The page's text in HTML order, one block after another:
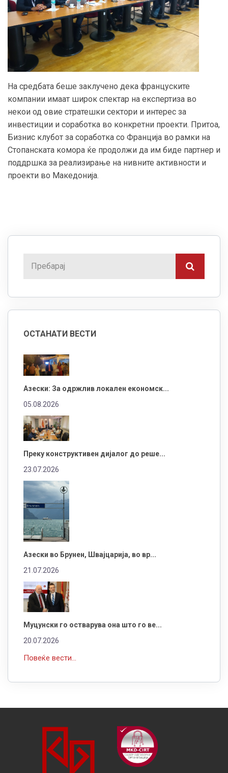
На средбата беше заклучено дека француските
компании имаат широк спектар на експертиза во
некои од овие стратешки сектори и интерес за
инвестиции и соработка во конкретни проекти. Притоа,
Бизнис клубот за соработка со Франција во рамки на
Стопанската комора ќе продолжи да им биде партнер и
поддршка за реализирање на нивните активности и
проекти во Македонија.
ОСТАНАТИ ВЕСТИ
Азески: За одржлив локален економск...
05.08.2026
Преку конструктивен дијалог до реше...
23.07.2026
Азески во Брунен, Швајцарија, во вр...
21.07.2026
Муцунски го остварува она што го ве...
20.07.2026
Повеќе вести...